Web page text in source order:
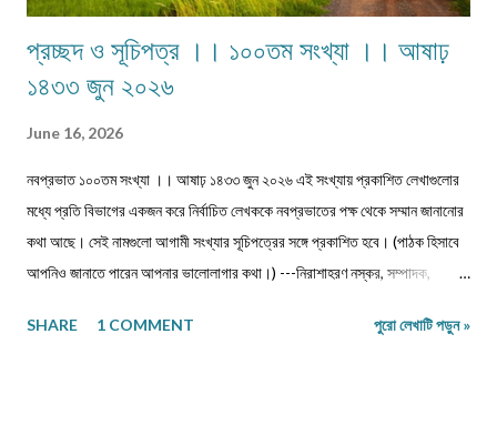
প্রচ্ছদ ও সূচিপত্র ।। ১০০তম সংখ্যা ।। আষাঢ়
১৪৩৩ জুন ২০২৬
June 16, 2026
নবপ্রভাত ১০০তম সংখ্যা ।। আষাঢ় ১৪৩৩ জুন ২০২৬ এই সংখ্যায় প্রকাশিত লেখাগুলোর
মধ্যে প্রতি বিভাগের একজন করে নির্বাচিত লেখককে নবপ্রভাতের পক্ষ থেকে সম্মান জানানোর
কথা আছে। সেই নামগুলো আগামী সংখ্যার সূচিপত্রের সঙ্গে প্রকাশিত হবে। (পাঠক হিসাবে
আপনিও জানাতে পারেন আপনার ভালোলাগার কথা।) ---নিরাশাহরণ নস্কর, সম্পাদক,
প্রবীণ জনগণ ।। শ্যামল হুদাতী একাকীত্বের ছাদ থেকে পতন : অনিক দত্ত ও মানুষের
SHARE 1 COMMENT পুরো লেখাটি পড়ুন »